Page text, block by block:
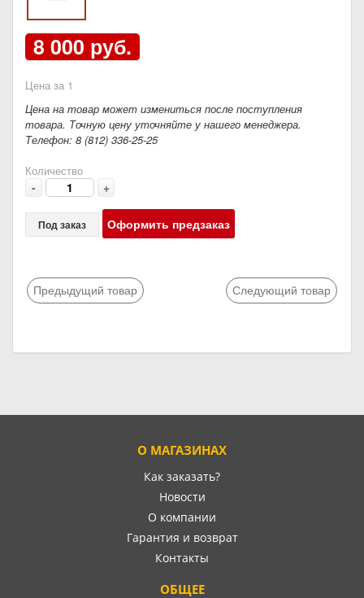
8 000 руб.
Цена за 1
Цена на товар может измениться после поступления
товара. Точную цену уточняйте у нашего менеджера.
Телефон: 8 (812) 336-25-25
Количество
- +
Под заказ Оформить предзаказ
Предыдущий товар Следующий товар
О МАГАЗИНАХ
Как заказать?
Новости
О компании
Гарантия и возврат
Контакты
ОБЩЕЕ